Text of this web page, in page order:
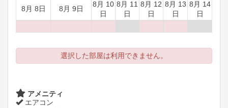
8月 8日 8月 9日
8月 10
日
8月 11
日
8月 12
日
8月 13
日
8月 14
日
選択した部屋は利用できません。
アメニティ
エアコン